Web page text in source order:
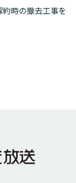
時の撤去工事を